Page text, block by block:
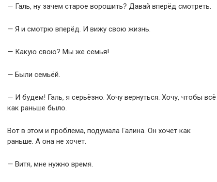
— Галь, ну зачем старое ворошить? Давай вперёд смотреть.
— Я и смотрю вперёд. И вижу свою жизнь.
— Какую свою? Мы же семья!
— Были семьёй.
— И будем! Галь, я серьёзно. Хочу вернуться. Хочу, чтобы всё
как раньше было.
Вот в этом и проблема, подумала Галина. Он хочет как
раньше. А она не хочет.
— Витя, мне нужно время.